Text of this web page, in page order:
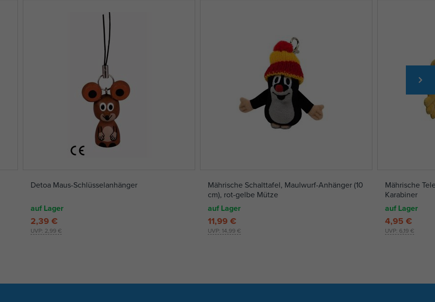
Detoa Maus-Schlüsselanhänger
auf Lager
UVP: 2,99 €
2,39 €
Mährische Schalttafel, Maulwurf-Anhänger (10
cm), rot-gelbe Mütze
auf Lager
UVP: 14,99 €
11,99 €
Mährische
Karabiner
auf Lager
UVP: 6,19 €
4,95 €